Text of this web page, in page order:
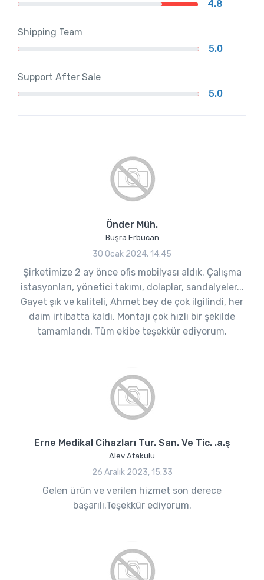
4.8
Shipping Team
5.0
Support After Sale
5.0
Önder Müh.
Büşra Erbucan
30 Ocak 2024, 14:45
Şirketimize 2 ay önce ofis mobilyası aldık. Çalışma
istasyonları, yönetici takımı, dolaplar, sandalyeler...
Gayet şık ve kaliteli, Ahmet bey de çok ilgilindi, her
daim irtibatta kaldı. Montajı çok hızlı bir şekilde
tamamlandı. Tüm ekibe teşekkür ediyorum.
Erne Medikal Cihazları Tur. San. Ve Tic. .a.ş
Alev Atakulu
26 Aralık 2023, 15:33
Gelen ürün ve verilen hizmet son derece
başarılı.Teşekkür ediyorum.